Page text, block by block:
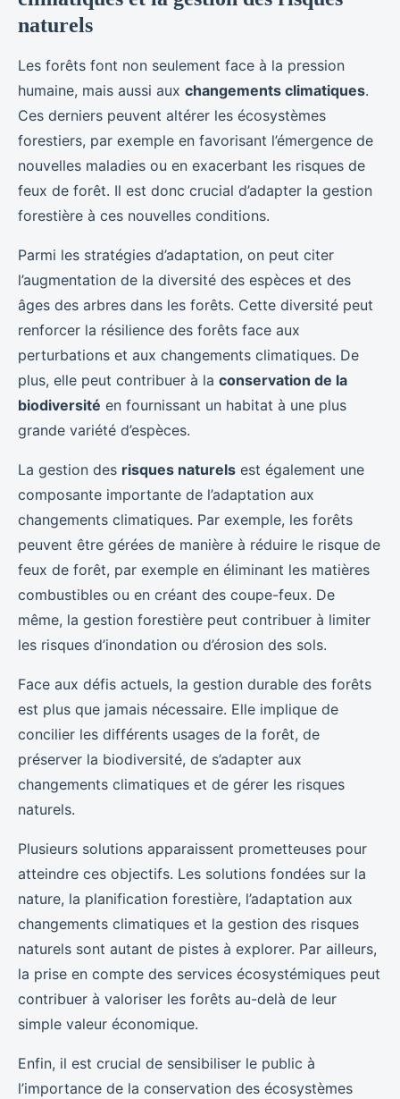
naturels
Les forêts font non seulement face à la pression
humaine, mais aussi aux changements climatiques.
Ces derniers peuvent altérer les écosystèmes
forestiers, par exemple en favorisant l’émergence de
nouvelles maladies ou en exacerbant les risques de
feux de forêt. Il est donc crucial d’adapter la gestion
forestière à ces nouvelles conditions.
Parmi les stratégies d’adaptation, on peut citer
l’augmentation de la diversité des espèces et des
âges des arbres dans les forêts. Cette diversité peut
renforcer la résilience des forêts face aux
perturbations et aux changements climatiques. De
plus, elle peut contribuer à la conservation de la
biodiversité en fournissant un habitat à une plus
grande variété d’espèces.
La gestion des risques naturels est également une
composante importante de l’adaptation aux
changements climatiques. Par exemple, les forêts
peuvent être gérées de manière à réduire le risque de
feux de forêt, par exemple en éliminant les matières
combustibles ou en créant des coupe-feux. De
même, la gestion forestière peut contribuer à limiter
les risques d’inondation ou d’érosion des sols.
Face aux défis actuels, la gestion durable des forêts
est plus que jamais nécessaire. Elle implique de
concilier les différents usages de la forêt, de
préserver la biodiversité, de s’adapter aux
changements climatiques et de gérer les risques
naturels.
Plusieurs solutions apparaissent prometteuses pour
atteindre ces objectifs. Les solutions fondées sur la
nature, la planification forestière, l’adaptation aux
changements climatiques et la gestion des risques
naturels sont autant de pistes à explorer. Par ailleurs,
la prise en compte des services écosystémiques peut
contribuer à valoriser les forêts au-delà de leur
simple valeur économique.
Enfin, il est crucial de sensibiliser le public à
l’importance de la conservation des écosystèmes